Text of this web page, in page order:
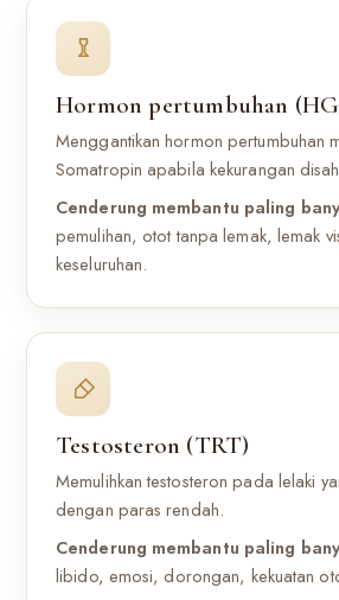
Hormon pertumbuhan
Menggantikan hormon pertumbuhan
Somatropin apabila kekurangan
Cenderung membantu paling
pemulihan, otot tanpa lemak, lemak
keseluruhan.
Testosteron (TRT)
Memulihkan testosteron pada lelaki
dengan paras rendah.
Cenderung membantu paling
libido, emosi, dorongan, kekuatan